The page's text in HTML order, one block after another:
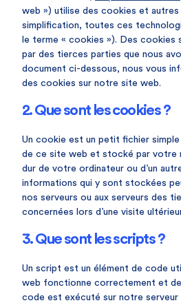
web ») utilise des cookies et
simplification, toutes ces
le terme « cookies »). Des cookies
par des tierces parties que nous
document ci-dessous, nous vous
des cookies sur notre site web.
2. Que sont les cookies ?
Un cookie est un petit fichier
de ce site web et stocké par votre
dur de votre ordinateur ou d’un
informations qui y sont stockées
nos serveurs ou aux serveurs des
concernées lors d’une visite
3. Que sont les scripts ?
Un script est un élément de code
web fonctionne correctement et
code est exécuté sur notre serveur